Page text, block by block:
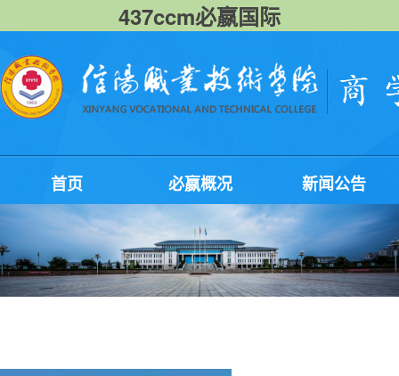
437ccm必嬴国际
首页 必嬴概况 新闻公告